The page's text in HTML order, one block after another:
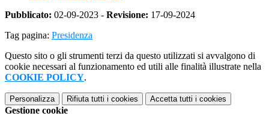
Pubblicato: 02-09-2023 - Revisione: 17-09-2024
Tag pagina: Presidenza
Questo sito o gli strumenti terzi da questo utilizzati si avvalgono di
cookie necessari al funzionamento ed utili alle finalità illustrate nella
COOKIE POLICY.
Personalizza Rifiuta tutti i cookies Accetta tutti i cookies
Gestione cookie